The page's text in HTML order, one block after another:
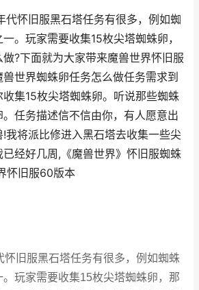
代怀旧服黑石塔任务有很多，例如蜘
。玩家需要收集15枚尖塔蜘蛛卵，
?下面就为大家带来魔兽世界怀旧服
世界蜘蛛卵任务怎么做任务需求到
集15枚尖塔蜘蛛卵。听说那些蜘蛛
任务描述信不信由你，有人愿意出
我将派比修进入黑石塔去收集一些尖
经好几周,《魔兽世界》怀旧服蜘蛛
怀旧服60版本
怀旧服黑石塔任务有很多，例如蜘蛛
玩家需要收集15枚尖塔蜘蛛卵，那